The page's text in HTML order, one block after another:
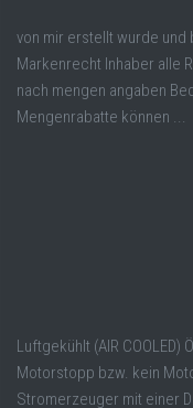
von mir erstellt wurde und
Markenrecht Inhaber alle
nach mengen angaben
Mengenrabatte können ...
Luftgekühlt (AIR
Motorstopp bzw. kein
Stromerzeuger mit einer